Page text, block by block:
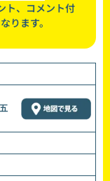
ト、コメント付
ります。